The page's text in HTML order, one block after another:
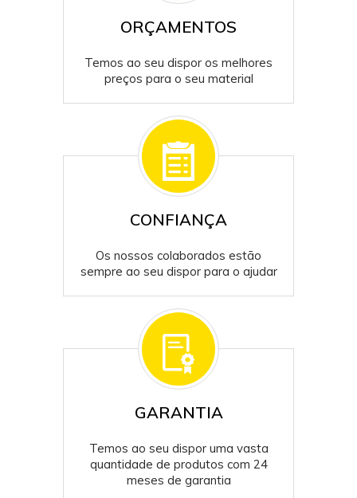
ORÇAMENTOS
Temos ao seu dispor os melhores
preços para o seu material
CONFIANÇA
Os nossos colaborados estão
sempre ao seu dispor para o ajudar
GARANTIA
Temos ao seu dispor uma vasta
quantidade de produtos com 24
meses de garantia